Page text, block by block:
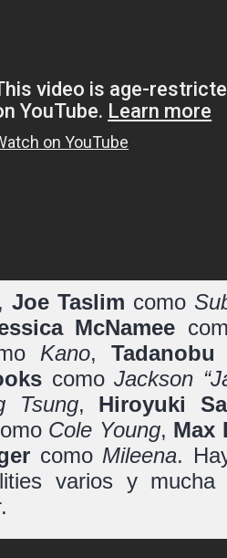
Joe Taslim como
McNamee
Kano, Tadanobu
comoJackson
Tsung, Hiroyuki
Cole Young, Max
como Mileena.
varios y mucha